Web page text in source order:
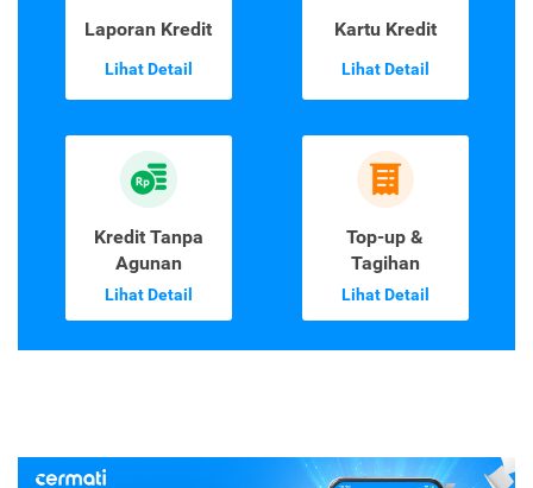
Laporan Kredit
Lihat Detail
Kartu Kredit
Lihat Detail
Kredit Tanpa
Agunan
Lihat Detail
Top-up &
Tagihan
Lihat Detail